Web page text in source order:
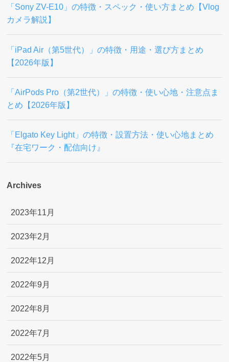
「Sony ZV-E10」の特徴・スペック・使い方まとめ【Vlog
カメラ解説】
「iPad Air（第5世代）」の特徴・用途・選び方まとめ
【2026年版】
「AirPods Pro（第2世代）」の特徴・使い心地・注意点ま
とめ【2026年版】
「Elgato Key Light」の特徴・設置方法・使い心地まとめ
『在宅ワーク・配信向け』
Archives
2023年11月
2023年2月
2022年12月
2022年9月
2022年8月
2022年7月
2022年5月